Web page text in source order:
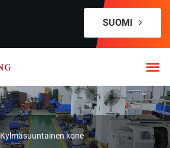
SUOMI
Kylmäsuuntainen kone